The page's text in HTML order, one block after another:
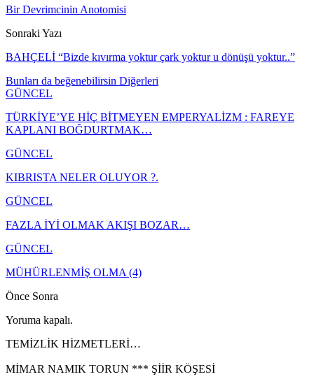
Bir Devrimcinin Anotomisi
Sonraki Yazı
BAHÇELİ “Bizde kıvırma yoktur çark yoktur u dönüşü yoktur..”
Bunları da beğenebilirsin Diğerleri
GÜNCEL
TÜRKİYE’YE HİÇ BİTMEYEN EMPERYALİZM : FAREYE
KAPLANI BOĞDURTMAK…
GÜNCEL
KIBRISTA NELER OLUYOR ?.
GÜNCEL
FAZLA İYİ OLMAK AKIŞI BOZAR…
GÜNCEL
MÜHÜRLENMİŞ OLMA (4)
Önce Sonra
Yoruma kapalı.
TEMİZLİK HİZMETLERİ…
MİMAR NAMIK TORUN *** ŞİİR KÖŞESİ